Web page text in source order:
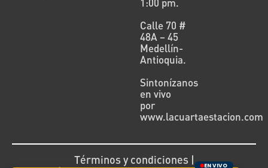
EN VIVO
1:00 pm.
Calle 70 #
48A – 45
Medellín-
Antioquia.
Sintonízanos
en vivo
por
www.lacuartaestacion.com
Términos y condiciones |